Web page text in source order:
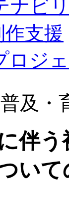
ナビ
作支援
ロジ
普及・
伴
い